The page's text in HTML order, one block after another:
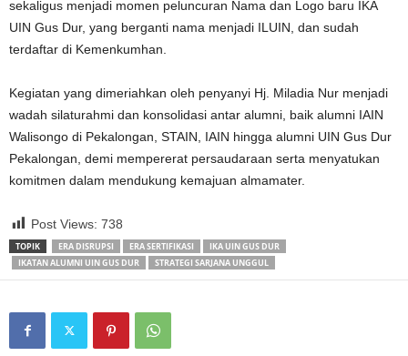
sekaligus menjadi momen peluncuran Nama dan Logo baru IKA
UIN Gus Dur, yang berganti nama menjadi ILUIN, dan sudah
terdaftar di Kemenkumhan.
Kegiatan yang dimeriahkan oleh penyanyi Hj. Miladia Nur menjadi
wadah silaturahmi dan konsolidasi antar alumni, baik alumni IAIN
Walisongo di Pekalongan, STAIN, IAIN hingga alumni UIN Gus Dur
Pekalongan, demi mempererat persaudaraan serta menyatukan
komitmen dalam mendukung kemajuan almamater.
Post Views: 738
TOPIK ERA DISRUPSI ERA SERTIFIKASI
IKA UIN GUS DUR
IKATAN ALUMNI UIN GUS DUR
STRATEGI SARJANA UNGGUL